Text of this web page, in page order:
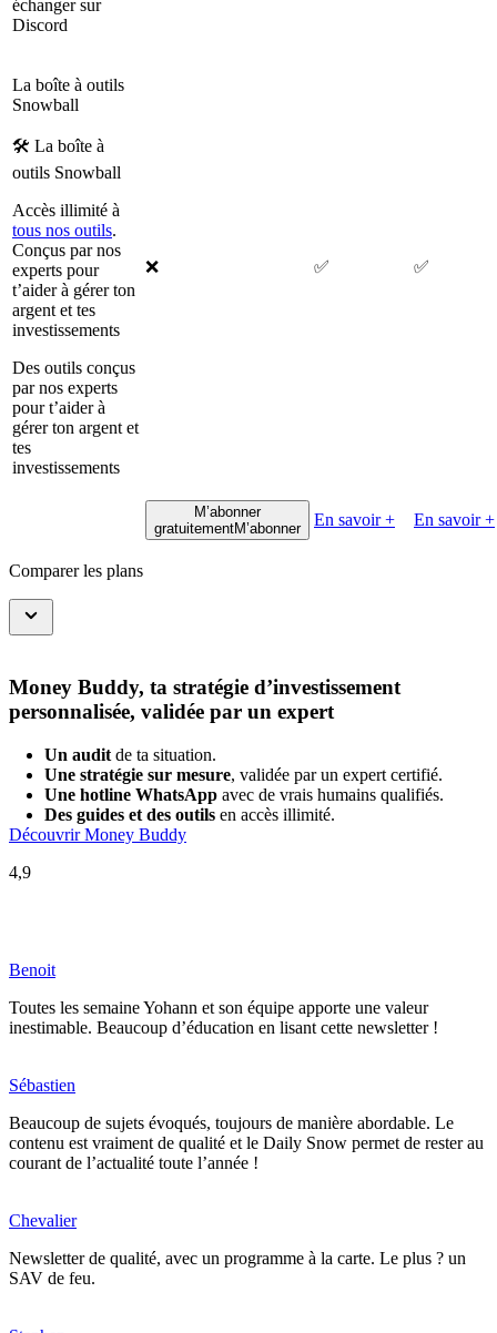
échanger sur
Discord
La boîte à outils
Snowball
🛠 La boîte à
outils Snowball
Accès illimité à
tous nos outils.
Conçus par nos
experts pour
t’aider à gérer ton
argent et tes
investissements
Des outils conçus
par nos experts
pour t’aider à
gérer ton argent et
tes
investissements
❌ ✅ ✅
M’abonner
gratuitementM’abonner En savoir + En savoir +
Comparer les plans
Money Buddy, ta stratégie d’investissement
personnalisée, validée par un expert
Un audit de ta situation.
Une stratégie sur mesure, validée par un expert certifié.
Une hotline WhatsApp avec de vrais humains qualifiés.
Des guides et des outils en accès illimité.
Découvrir Money Buddy
4,9
Benoit
Toutes les semaine Yohann et son équipe apporte une valeur
inestimable. Beaucoup d’éducation en lisant cette newsletter !
Sébastien
Beaucoup de sujets évoqués, toujours de manière abordable. Le
contenu est vraiment de qualité et le Daily Snow permet de rester au
courant de l’actualité toute l’année !
Chevalier
Newsletter de qualité, avec un programme à la carte. Le plus ? un
SAV de feu.